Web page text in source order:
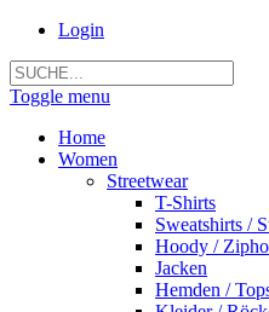
Login
Toggle menu
Home
Women
Streetwear
T-Shirts
Sweatshirts /
Hoody /
Jacken
Hemden /